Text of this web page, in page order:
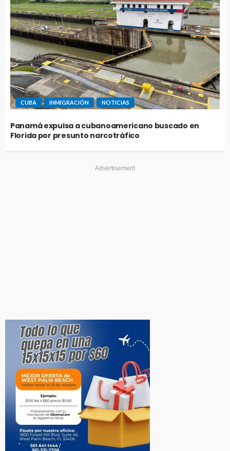
CUBA INMIGRACIÓN NOTICIAS
Panamá expulsa a cubanoamericano buscado en
Florida por presunto narcotráfico
Advertisement